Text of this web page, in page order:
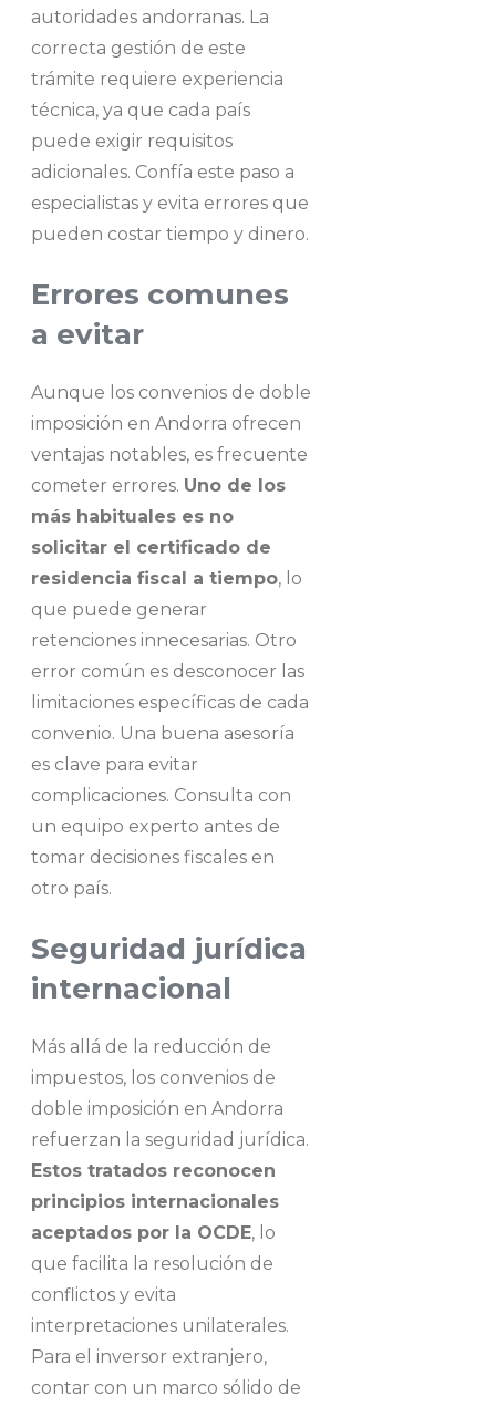
autoridades andorranas. La
correcta gestión de este
trámite requiere experiencia
técnica, ya que cada país
puede exigir requisitos
adicionales. Confía este paso a
especialistas y evita errores que
pueden costar tiempo y dinero.
Errores comunes
a evitar
Aunque los convenios de doble
imposición en Andorra ofrecen
ventajas notables, es frecuente
cometer errores. Uno de los
más habituales es no
solicitar el certificado de
residencia fiscal a tiempo, lo
que puede generar
retenciones innecesarias. Otro
error común es desconocer las
limitaciones específicas de cada
convenio. Una buena asesoría
es clave para evitar
complicaciones. Consulta con
un equipo experto antes de
tomar decisiones fiscales en
otro país.
Seguridad jurídica
internacional
Más allá de la reducción de
impuestos, los convenios de
doble imposición en Andorra
refuerzan la seguridad jurídica.
Estos tratados reconocen
principios internacionales
aceptados por la OCDE, lo
que facilita la resolución de
conflictos y evita
interpretaciones unilaterales.
Para el inversor extranjero,
contar con un marco sólido de